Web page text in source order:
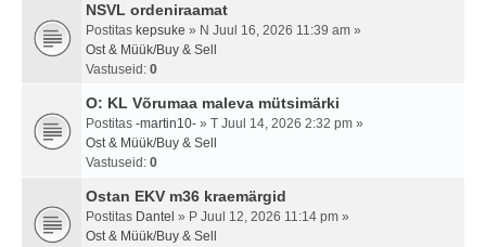
NSVL ordeniraamat
Postitas kepsuke » N Juul 16, 2026 11:39 am »
Ost & Müük/Buy & Sell
Vastuseid: 0
O: KL Võrumaa maleva mütsimärki
Postitas -martin10- » T Juul 14, 2026 2:32 pm »
Ost & Müük/Buy & Sell
Vastuseid: 0
Ostan EKV m36 kraemärgid
Postitas Dantel » P Juul 12, 2026 11:14 pm »
Ost & Müük/Buy & Sell